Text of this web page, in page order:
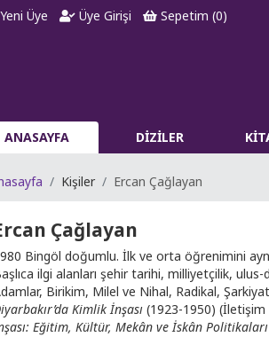
Yeni Üye Üye Girişi Sepetim (0)
ANASAYFA DİZİLER
Kişiler Ercan Çağlayan
Çağlayan
Bingöl doğumlu. İlk ve orta öğrenimini
ilgi alanları şehir tarihi, milliyetçilik,
Birikim, Milel ve Nihal, Radikal,
Kimlik İnşası (1923-1950) (İletişim
Eğitim, Kültür, Mekân ve İskân Politikaları